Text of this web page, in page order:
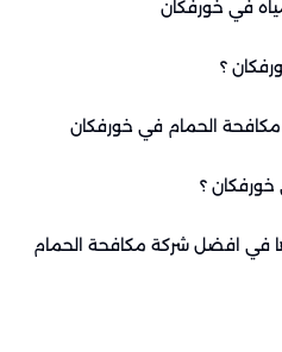
في خورفكان
؟
مكافحة الحمام في خورفكان
؟
في افضل شركة مكافحة الحمام